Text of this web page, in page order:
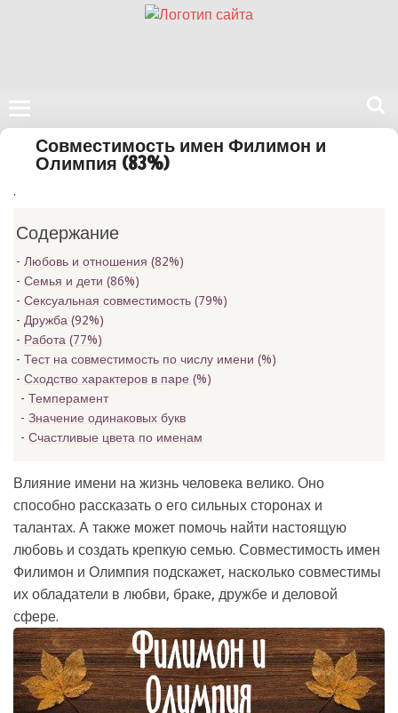
Поиск
сайте
Совместимость имен Филимон и
Олимпия (83%)
.
Содержание
Любовь и отношения (82%)
Семья и дети (86%)
Сексуальная совместимость (79%)
Дружба (92%)
Работа (77%)
Тест на совместимость по числу имени (%)
Сходство характеров в паре (%)
Темперамент
Значение одинаковых букв
Счастливые цвета по именам
Влияние имени на жизнь человека велико. Оно
способно рассказать о его сильных сторонах и
талантах. А также может помочь найти настоящую
любовь и создать крепкую семью. Совместимость имен
Филимон и Олимпия подскажет, насколько совместимы
их обладатели в любви, браке, дружбе и деловой
сфере.